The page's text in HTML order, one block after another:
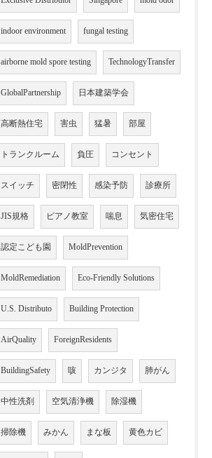
indoor environment fungal testing
airborne mold spore testing TechnologyTransfer
GlobalPartnership 日本建築学会
高断熱住宅 害虫 猛暑 部屋
トランクルーム 負圧 コンセント
スイッチ 密閉性 感染予防 診療所
JIS規格 ピアノ教室 喘息 気密住宅
認定こども園 MoldPrevention
MoldRemediation Eco-Friendly Solutions
U.S. Distributo Building Protection
AirQuality ForeignResidents
BuildingSafety 咳 カンジタ 肺がん
中性洗剤 空気清浄機 除湿機
掃除機 みかん まな板 黄色カビ